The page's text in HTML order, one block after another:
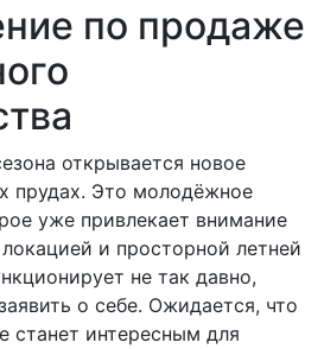
по продаже
открывается новое
прудах. Это молодёжное
уже привлекает внимание
и просторной летней
не так давно,
о себе. Ожидается, что
станет интересным для